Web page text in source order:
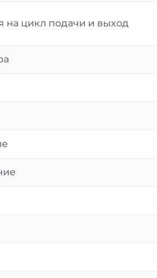
на цикл подачи и выход